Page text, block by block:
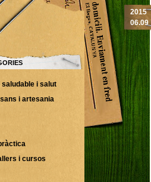
2015
06.09
i salut
i artesania
i cursos